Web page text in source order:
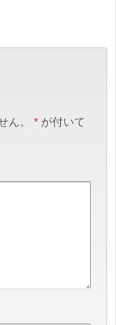
ん。 * が付いて